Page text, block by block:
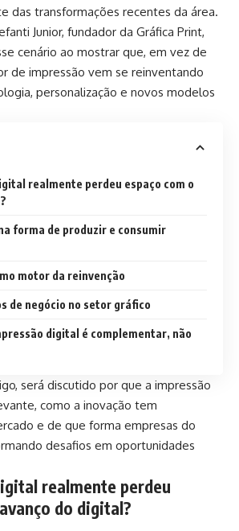
das transformações recentes da área.
Junior, fundador da Gráfica Print,
cenário ao mostrar que, em vez de
de impressão vem se reinventando
personalização e novos modelos
realmente perdeu espaço com o
forma de produzir e consumir
motor da reinvenção
de negócio no setor gráfico
digital é complementar, não
será discutido por que a impressão
como a inovação tem
e de que forma empresas do
desafios em oportunidades
realmente perdeu
do digital?